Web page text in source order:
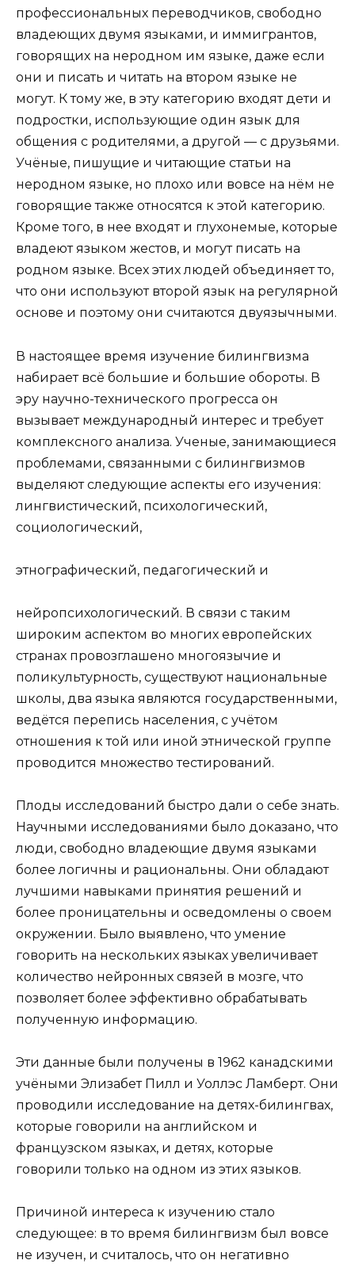
профессиональных переводчиков, свободно
владеющих двумя языками, и иммигрантов,
говорящих на неродном им языке, даже если
они и писать и читать на втором языке не
могут. К тому же, в эту категорию входят дети и
подростки, использующие один язык для
общения с родителями, а другой — с друзьями.
Учёные, пишущие и читающие статьи на
неродном языке, но плохо или вовсе на нём не
говорящие также относятся к этой категорию.
Кроме того, в нее входят и глухонемые, которые
владеют языком жестов, и могут писать на
родном языке. Всех этих людей объединяет то,
что они используют второй язык на регулярной
основе и поэтому они считаются двуязычными.
В настоящее время изучение билингвизма
набирает всё большие и большие обороты. В
эру научно-технического прогресса он
вызывает международный интерес и требует
комплексного анализа. Ученые, занимающиеся
проблемами, связанными с билингвизмов
выделяют следующие аспекты его изучения:
лингвистический, психологический,
социологический,
этнографический, педагогический и
нейропсихологический. В связи с таким
широким аспектом во многих европейских
странах провозглашено многоязычие и
поликультурность, существуют национальные
школы, два языка являются государственными,
ведётся перепись населения, с учётом
отношения к той или иной этнической группе
проводится множество тестирований.
Плоды исследований быстро дали о себе знать.
Научными исследованиями было доказано, что
люди, свободно владеющие двумя языками
более логичны и рациональны. Они обладают
лучшими навыками принятия решений и
более проницательны и осведомлены о своем
окружении. Было выявлено, что умение
говорить на нескольких языках увеличивает
количество нейронных связей в мозге, что
позволяет более эффективно обрабатывать
полученную информацию.
Эти данные были получены в 1962 канадскими
учёными Элизабет Пилл и Уоллэс Ламберт. Они
проводили исследование на детях-билингвах,
которые говорили на английском и
французском языках, и детях, которые
говорили только на одном из этих языков.
Причиной интереса к изучению стало
следующее: в то время билингвизм был вовсе
не изучен, и считалось, что он негативно